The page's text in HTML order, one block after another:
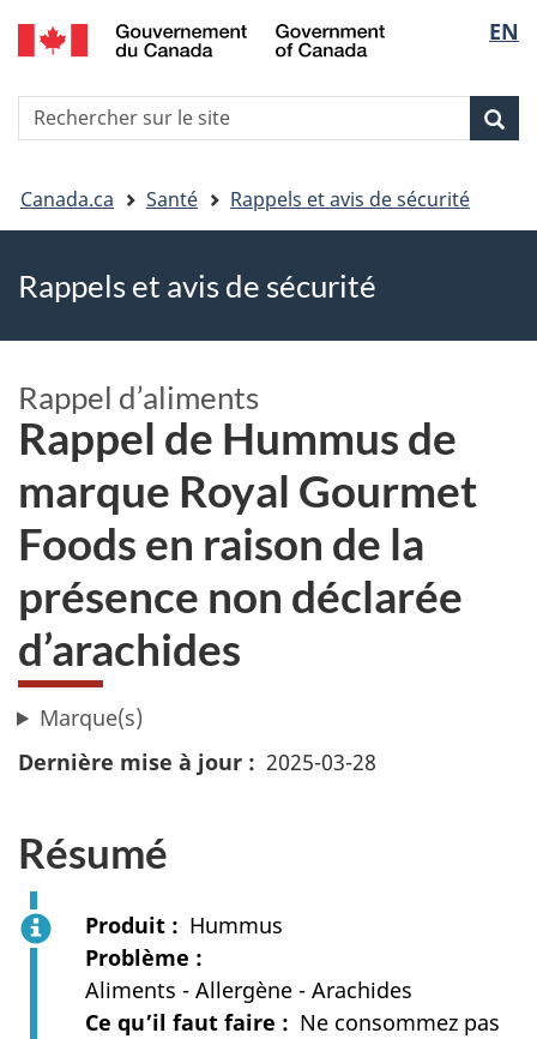
Skip
to
Skip
to
Passer
à
HTML
de
la
EN
Recherche
Vous
êtes
ici
Canada.ca Santé Rappels et avis de sécurité
Rappels et avis de sécurité
Rappel d’aliments
Rappel de Hummus de
marque Royal Gourmet
Foods en raison de la
présence non déclarée
d’arachides
Marque(s)
Dernière mise à jour
2025-03-28
Résumé
Produit
Hummus
Problème
Aliments - Allergène - Arachides
Ce qu’il faut faire
Ne consommez pas